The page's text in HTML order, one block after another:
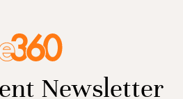
Newsletter